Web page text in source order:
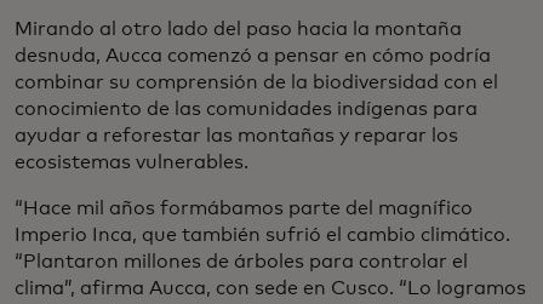
Mirando al otro lado del paso hacia la montaña
desnuda, Aucca comenzó a pensar en cómo podría
combinar su comprensión de la biodiversidad con el
conocimiento de las comunidades indígenas para
ayudar a reforestar las montañas y reparar los
ecosistemas vulnerables.
“Hace mil años formábamos parte del magnífico
Imperio Inca, que también sufrió el cambio climático.
“Plantaron millones de árboles para controlar el
clima”, afirma Aucca, con sede en Cusco. “Lo logramos